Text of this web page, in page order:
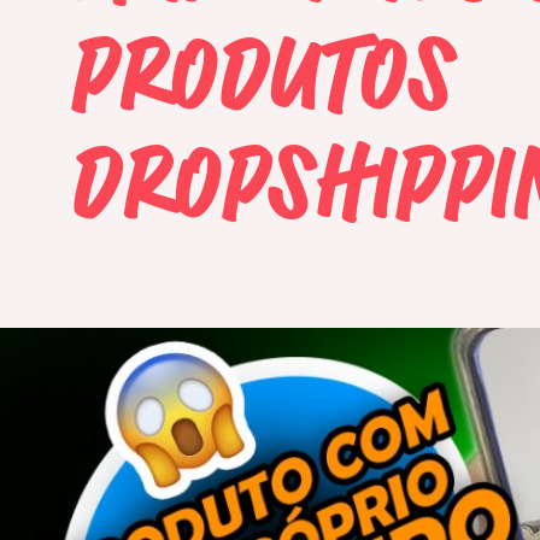
PRODUTOS